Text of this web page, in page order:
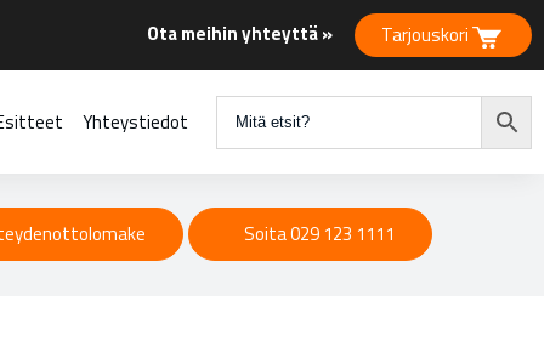
Ota meihin yhteyttä » Tarjouskori
Yhteystiedot
Soita 029 123 1111